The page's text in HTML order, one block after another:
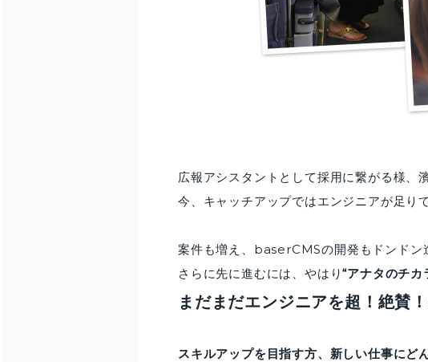
広報アシスタントとして採用に繋がる様、
今、キャッチアップではエンジニアが足り
案件も増え、baserCMSの開発もドンドン
さらに先に進むには、やはり“アナタのチカ
まだまだエンジニアを超！絶賛
スキルアップを目指す方、新しい仕事にど